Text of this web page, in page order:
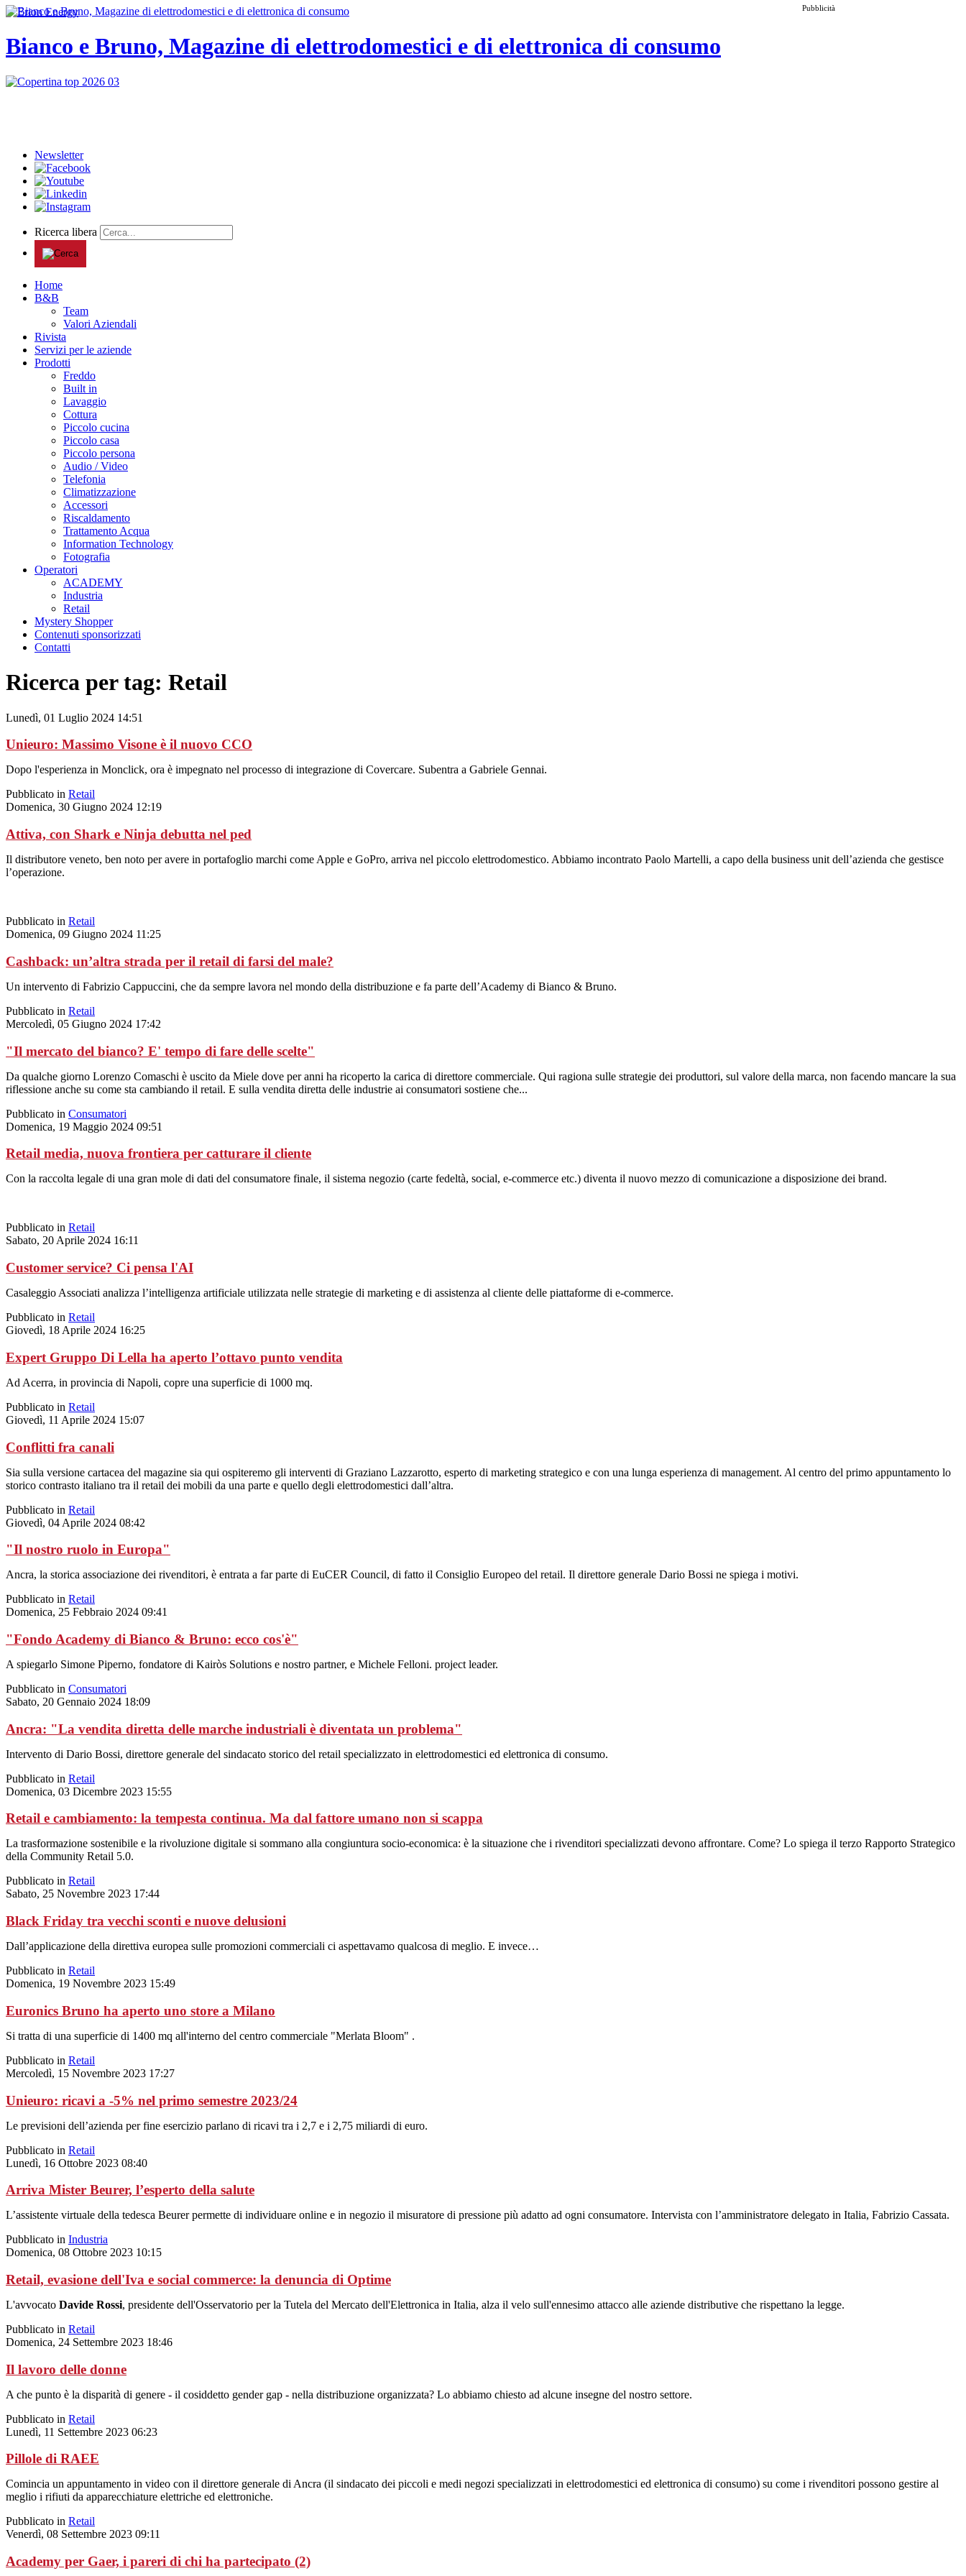
Pubblicità
Bianco e Bruno, Magazine di elettrodomestici e di elettronica di consumo
Newsletter
Ricerca libera
Home
B&B
Team
Valori Aziendali
Rivista
Servizi per le aziende
Prodotti
Freddo
Built in
Lavaggio
Cottura
Piccolo cucina
Piccolo casa
Piccolo persona
Audio / Video
Telefonia
Climatizzazione
Accessori
Riscaldamento
Trattamento Acqua
Information Technology
Fotografia
Operatori
ACADEMY
Industria
Retail
Mystery Shopper
Contenuti sponsorizzati
Contatti
Ricerca per tag: Retail
Lunedì, 01 Luglio 2024 14:51
Unieuro: Massimo Visone è il nuovo CCO
Dopo l'esperienza in Monclick, ora è impegnato nel processo di integrazione di Covercare. Subentra a Gabriele Gennai.
Pubblicato in Retail
Domenica, 30 Giugno 2024 12:19
Attiva, con Shark e Ninja debutta nel ped
Il distributore veneto, ben noto per avere in portafoglio marchi come Apple e GoPro, arriva nel piccolo elettrodomestico. Abbiamo incontrato Paolo Martelli, a capo della business unit dell’azienda che gestisce
l’operazione.
Pubblicato in Retail
Domenica, 09 Giugno 2024 11:25
Cashback: un’altra strada per il retail di farsi del male?
Un intervento di Fabrizio Cappuccini, che da sempre lavora nel mondo della distribuzione e fa parte dell’Academy di Bianco & Bruno.
Pubblicato in Retail
Mercoledì, 05 Giugno 2024 17:42
"Il mercato del bianco? E' tempo di fare delle scelte"
Da qualche giorno Lorenzo Comaschi è uscito da Miele dove per anni ha ricoperto la carica di direttore commerciale. Qui ragiona sulle strategie dei produttori, sul valore della marca, non facendo mancare la sua
riflessione anche su come sta cambiando il retail. E sulla vendita diretta delle industrie ai consumatori sostiene che...
Pubblicato in Consumatori
Domenica, 19 Maggio 2024 09:51
Retail media, nuova frontiera per catturare il cliente
Con la raccolta legale di una gran mole di dati del consumatore finale, il sistema negozio (carte fedeltà, social, e-commerce etc.) diventa il nuovo mezzo di comunicazione a disposizione dei brand.
Pubblicato in Retail
Sabato, 20 Aprile 2024 16:11
Customer service? Ci pensa l'AI
Casaleggio Associati analizza l’intelligenza artificiale utilizzata nelle strategie di marketing e di assistenza al cliente delle piattaforme di e-commerce.
Pubblicato in Retail
Giovedì, 18 Aprile 2024 16:25
Expert Gruppo Di Lella ha aperto l’ottavo punto vendita
Ad Acerra, in provincia di Napoli, copre una superficie di 1000 mq.
Pubblicato in Retail
Giovedì, 11 Aprile 2024 15:07
Conflitti fra canali
Sia sulla versione cartacea del magazine sia qui ospiteremo gli interventi di Graziano Lazzarotto, esperto di marketing strategico e con una lunga esperienza di management. Al centro del primo appuntamento lo
storico contrasto italiano tra il retail dei mobili da una parte e quello degli elettrodomestici dall’altra.
Pubblicato in Retail
Giovedì, 04 Aprile 2024 08:42
"Il nostro ruolo in Europa"
Ancra, la storica associazione dei rivenditori, è entrata a far parte di EuCER Council, di fatto il Consiglio Europeo del retail. Il direttore generale Dario Bossi ne spiega i motivi.
Pubblicato in Retail
Domenica, 25 Febbraio 2024 09:41
"Fondo Academy di Bianco & Bruno: ecco cos'è"
A spiegarlo Simone Piperno, fondatore di Kairòs Solutions e nostro partner, e Michele Felloni. project leader.
Pubblicato in Consumatori
Sabato, 20 Gennaio 2024 18:09
Ancra: "La vendita diretta delle marche industriali è diventata un problema"
Intervento di Dario Bossi, direttore generale del sindacato storico del retail specializzato in elettrodomestici ed elettronica di consumo.
Pubblicato in Retail
Domenica, 03 Dicembre 2023 15:55
Retail e cambiamento: la tempesta continua. Ma dal fattore umano non si scappa
La trasformazione sostenibile e la rivoluzione digitale si sommano alla congiuntura socio-economica: è la situazione che i rivenditori specializzati devono affrontare. Come? Lo spiega il terzo Rapporto Strategico
della Community Retail 5.0.
Pubblicato in Retail
Sabato, 25 Novembre 2023 17:44
Black Friday tra vecchi sconti e nuove delusioni
Dall’applicazione della direttiva europea sulle promozioni commerciali ci aspettavamo qualcosa di meglio. E invece…
Pubblicato in Retail
Domenica, 19 Novembre 2023 15:49
Euronics Bruno ha aperto uno store a Milano
Si tratta di una superficie di 1400 mq all'interno del centro commerciale "Merlata Bloom" .
Pubblicato in Retail
Mercoledì, 15 Novembre 2023 17:27
Unieuro: ricavi a -5% nel primo semestre 2023/24
Le previsioni dell’azienda per fine esercizio parlano di ricavi tra i 2,7 e i 2,75 miliardi di euro.
Pubblicato in Retail
Lunedì, 16 Ottobre 2023 08:40
Arriva Mister Beurer, l’esperto della salute
L’assistente virtuale della tedesca Beurer permette di individuare online e in negozio il misuratore di pressione più adatto ad ogni consumatore. Intervista con l’amministratore delegato in Italia, Fabrizio Cassata.
Pubblicato in Industria
Domenica, 08 Ottobre 2023 10:15
Retail, evasione dell'Iva e social commerce: la denuncia di Optime
L'avvocato Davide Rossi, presidente dell'Osservatorio per la Tutela del Mercato dell'Elettronica in Italia, alza il velo sull'ennesimo attacco alle aziende distributive che rispettano la legge.
Pubblicato in Retail
Domenica, 24 Settembre 2023 18:46
Il lavoro delle donne
A che punto è la disparità di genere - il cosiddetto gender gap - nella distribuzione organizzata? Lo abbiamo chiesto ad alcune insegne del nostro settore.
Pubblicato in Retail
Lunedì, 11 Settembre 2023 06:23
Pillole di RAEE
Comincia un appuntamento in video con il direttore generale di Ancra (il sindacato dei piccoli e medi negozi specializzati in elettrodomestici ed elettronica di consumo) su come i rivenditori possono gestire al
meglio i rifiuti da apparecchiature elettriche ed elettroniche.
Pubblicato in Retail
Venerdì, 08 Settembre 2023 09:11
Academy per Gaer, i pareri di chi ha partecipato (2)